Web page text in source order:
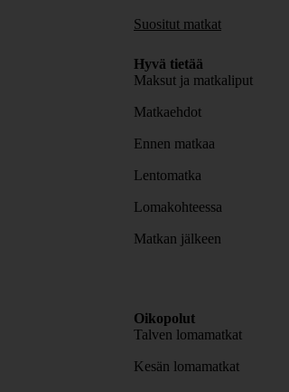
Suositut matkat
Hyvä tietää
Maksut ja matkaliput
Matkaehdot
Ennen matkaa
Lentomatka
Lomakohteessa
Matkan jälkeen
Oikopolut
Talven lomamatkat
Kesän lomamatkat